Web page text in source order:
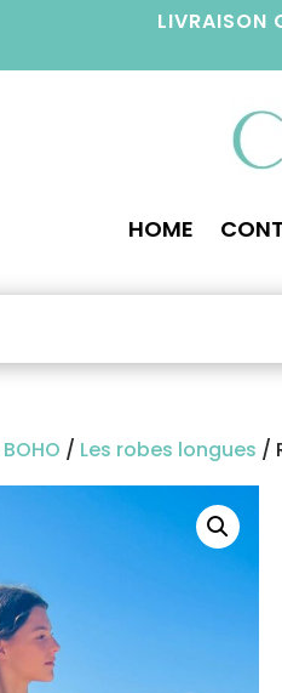
LIVRAISON
HOME
/ Les robes longues /